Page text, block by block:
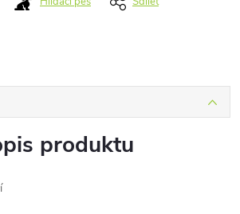
produktu